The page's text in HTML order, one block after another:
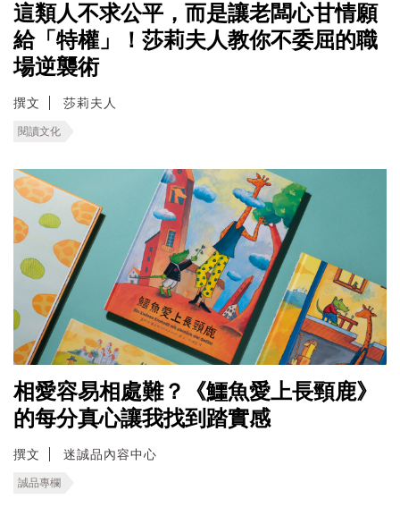
這類人不求公平，而是讓老闆心甘情願
給「特權」！莎莉夫人教你不委屈的職
場逆襲術
撰文 莎莉夫人
閱讀文化
相愛容易相處難？《鱷魚愛上長頸鹿》
的每分真心讓我找到踏實感
撰文 迷誠品內容中心
誠品專欄